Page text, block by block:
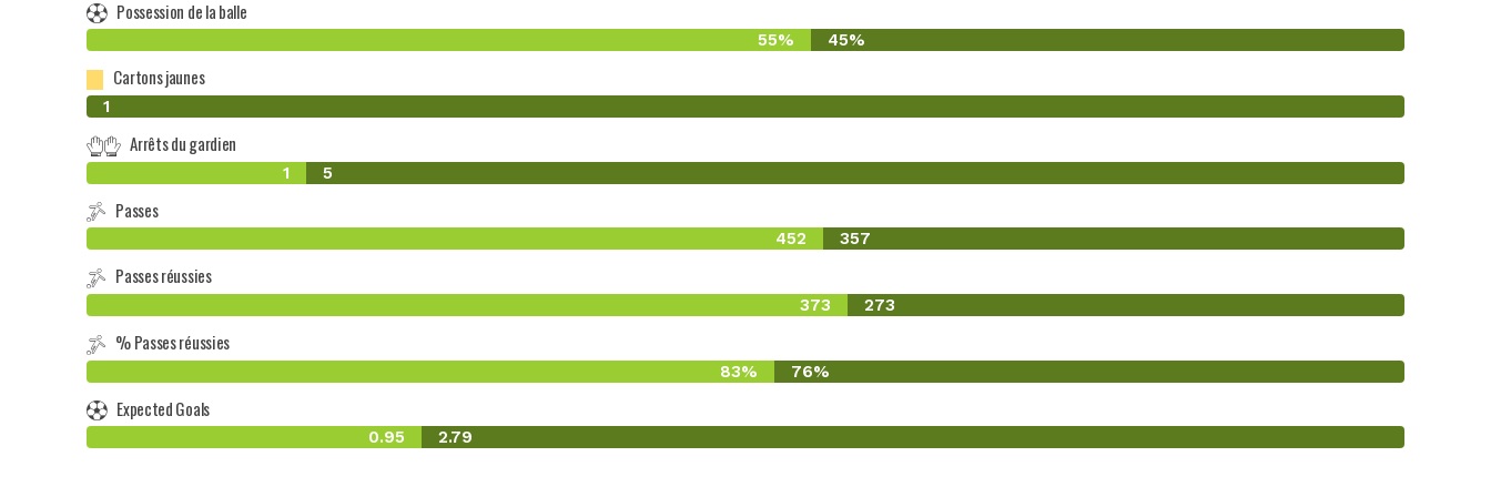
Possession de la balle
55% 45%
Cartons jaunes
0
1
Arrêts du gardien
1 5
Passes
452 357
Passes réussies
373 273
% Passes réussies
83% 76%
Expected Goals
0.95 2.79